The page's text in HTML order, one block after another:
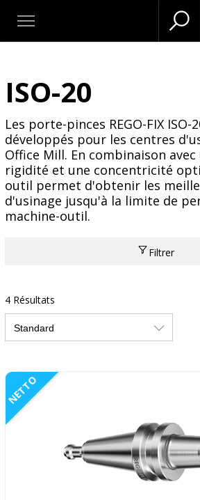
ISO-20
Les porte-pinces REGO-FIX ISO-
développés pour les centres
Office Mill. En combinaison
rigidité et une concentricité
outil permet d'obtenir les
d'usinage jusqu'à la limite de
machine-outil.
Filtrer
4 Résultats
NETTO